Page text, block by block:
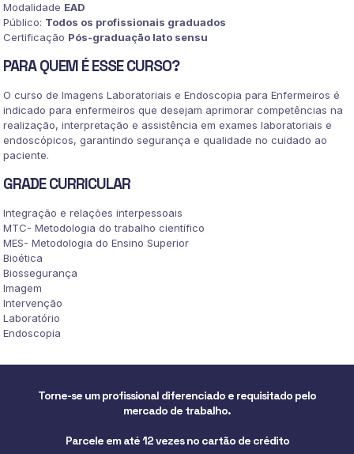
Modalidade EAD
Público: Todos os profissionais graduados
Certificação Pós-graduação lato sensu
PARA QUEM É ESSE CURSO?
O curso de Imagens Laboratoriais e Endoscopia para Enfermeiros é
indicado para enfermeiros que desejam aprimorar competências na
realização, interpretação e assistência em exames laboratoriais e
endoscópicos, garantindo segurança e qualidade no cuidado ao
paciente.
GRADE CURRICULAR
Integração e relações interpessoais
MTC- Metodologia do trabalho científico
MES- Metodologia do Ensino Superior
Bioética
Biossegurança
Imagem
Intervenção
Laboratório
Endoscopia
Torne-se um profissional diferenciado e requisitado pelo
mercado de trabalho.
Parcele em até 12 vezes no cartão de crédito